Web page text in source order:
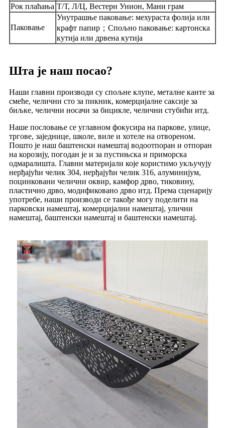
Рок плаћања Т/Т, Л/Ц, Вестерн Унион, Мани грам
Паковање
Унутрашње паковање: мехураста фолија или
крафт папир ； Спољно паковање: картонска
кутија или дрвена кутија
Шта је наш посао?
Наши главни производи су спољне клупе, металне канте за
смеће, челични сто за пикник, комерцијалне саксије за
биљке, челични носачи за бицикле, челични стубићи итд.
Наше пословање се углавном фокусира на паркове, улице,
тргове, заједнице, школе, виле и хотеле на отвореном.
Пошто је наш баштенски намештај водоотпоран и отпоран
на корозију, погодан је и за пустињска и приморска
одмаралишта. Главни материјали које користимо укључују
нерђајући челик 304, нерђајући челик 316, алуминијум,
поцинковани челични оквир, камфор дрво, тиковину,
пластично дрво, модификовано дрво итд. Према сценарију
употребе, наши производи се такође могу поделити на
парковски намештај, комерцијални намештај, улични
намештај, баштенски намештај и баштенски намештај.